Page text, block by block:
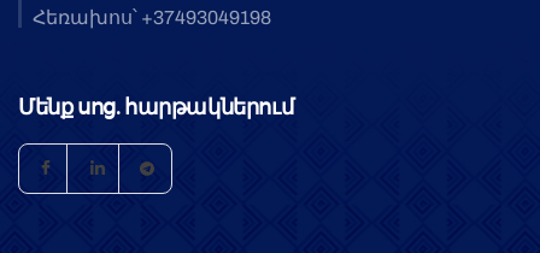
Հեռախոս՝ +37493049198
Մենք սոց. հարթակներում